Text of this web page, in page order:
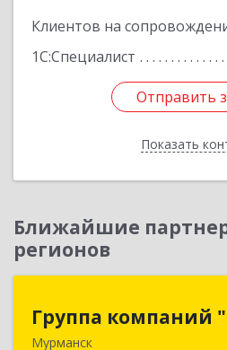
Клиентов на
1С:Специалист
Отправить
Показать
Отправить
Назад
Ближайшие
регионов
Группа компаний
Мурманск
Группа
183025, Мурманская